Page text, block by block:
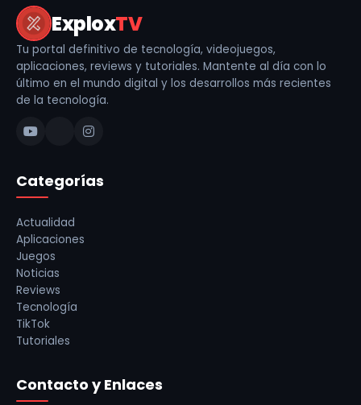
ExploxTV
Tu portal definitivo de tecnología, videojuegos,
aplicaciones, reviews y tutoriales. Mantente al día con lo
último en el mundo digital y los desarrollos más recientes
de la tecnología.
Categorías
Actualidad
Aplicaciones
Juegos
Noticias
Reviews
Tecnología
TikTok
Tutoriales
Contacto y Enlaces